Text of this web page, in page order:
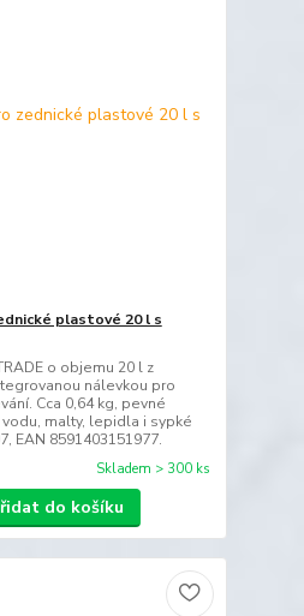
plastové 20 l s
o objemu 20 l z
nálevkou pro
Cca 0,64 kg, pevné
malty, lepidla i sypké
EAN 8591403151977.
Skladem > 300 ks
do košíku